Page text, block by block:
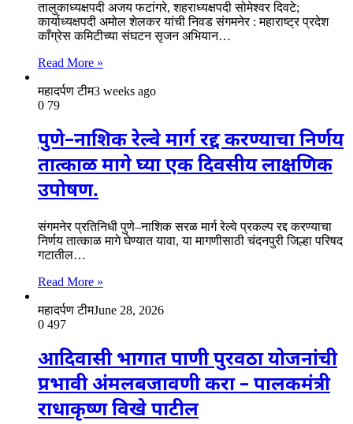
तालुकाध्यक्षपदी अजय फटांगरे, शहराध्यक्षपदी सोमेश्वर दिवटे;
कार्याध्यक्षपदी अमोल शेलकर यांची निवड संगमनेर : महाराष्ट्र प्रदेश
काँग्रेस कमिटीच्या संघटन सृजन अभियान…
Read More »
महादर्पण टीम3 weeks ago
0 79
पुणे–नाशिक रेल्वे मार्ग रद्द करण्याचा निर्णय
तात्काळ मागे घ्या एक दिवसीय लाक्षणिक
उपोषण.
संगमनेर प्रतिनिधी पुणे–नाशिक सरळ मार्ग रेल्वे प्रकल्प रद्द करण्याचा
निर्णय तात्काळ मागे घेण्यात यावा, या मागणीसाठी चंदनपुरी जिल्हा परिषद
गटातील…
Read More »
महादर्पण टीमJune 28, 2026
0 497
आदिवासी भागात पाणी पुरवठा योजनांची
प्रभावी अंमलबजावणी करा – पालकमंत्री
राधाकृष्ण विखे पाटील